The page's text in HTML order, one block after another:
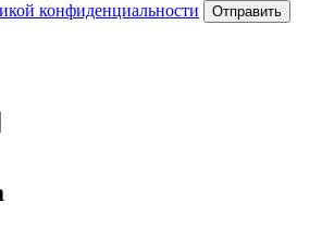
конфиденциальности